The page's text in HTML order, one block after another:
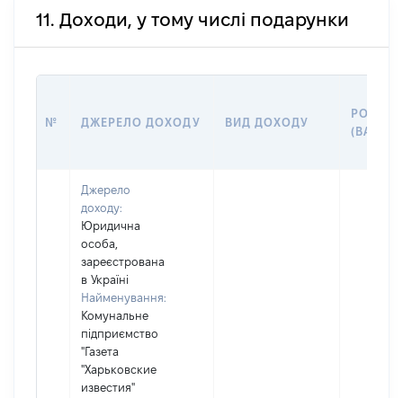
11. Доходи, у тому числі подарунки
№ ДЖЕРЕЛО ДОХОДУ ВИД ДОХОДУ
РОЗМІР
Джерело
доходу:
Юридична
особа,
зареєстрована
в Україні
Найменування:
Комунальне
підприємство
"Газета
"Харьковские
известия"